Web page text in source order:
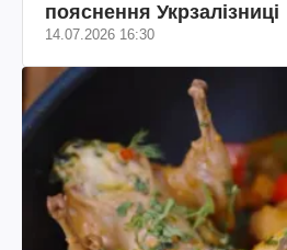
пояснення Укрзалізниці
14.07.2026 16:30